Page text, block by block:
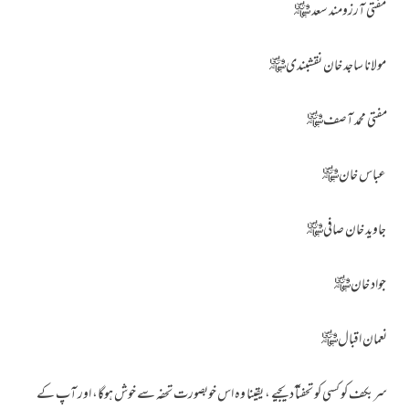
مفتی آرزومند سعد ﷾
مولانا ساجد خان نقشبندی﷾
مفتی محمد آصف﷾
عباس خان﷾
جاوید خان صافی﷾
جواد خان﷾
نعمان اقبال﷾
سربکف کو کسی کو تحفتآ دیجیے ، یقینا وہ اس خوبصورت تحفہ سے خوش ہوگا، اور آپ کے